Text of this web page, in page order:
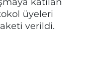
üyeleri
verildi.